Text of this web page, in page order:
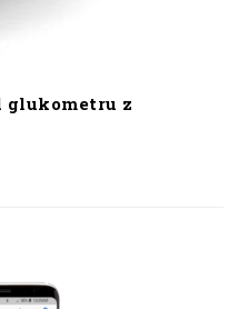
glukometru z